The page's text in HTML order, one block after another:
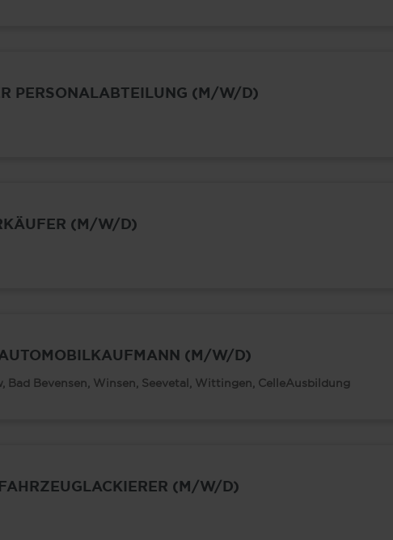
PERSONALABTEILUNG (M/W/D)
(M/W/D)
(M/W/D)
Bad Bevensen, Winsen, Seevetal, Wittingen, CelleAusbildung
(M/W/D)